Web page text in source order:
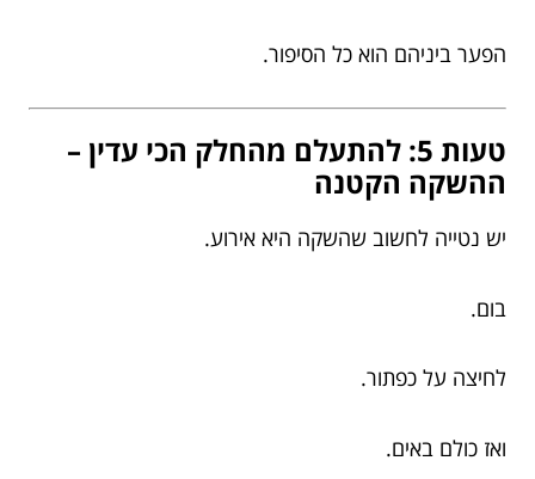
הפער ביניהם הוא כל הסיפור.
טעות 5: להתעלם מהחלק הכי עדין –
ההשקה הקטנה
יש נטייה לחשוב שהשקה היא אירוע.
בום.
לחיצה על כפתור.
ואז כולם באים.